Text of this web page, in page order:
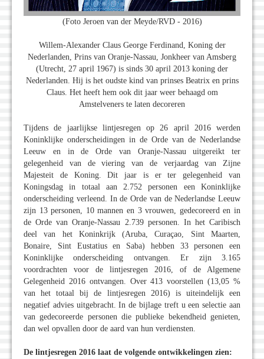
(Foto Jeroen van der Meyde/RVD - 2016)
Willem-Alexander Claus George Ferdinand, Koning der
Nederlanden, Prins van Oranje-Nassau, Jonkheer van Amsberg
(Utrecht, 27 april 1967) is sinds 30 april 2013 koning der
Nederlanden. Hij is het oudste kind van prinses Beatrix en prins
Claus. Het heeft hem ook dit jaar weer behaagd om
Amstelveners te laten decoreren
Tijdens de jaarlijkse lintjesregen op 26 april 2016 werden
Koninklijke onderscheidingen in de Orde van de Nederlandse
Leeuw en in de Orde van Oranje-Nassau uitgereikt ter
gelegenheid van de viering van de verjaardag van Zijne
Majesteit de Koning. Dit jaar is er ter gelegenheid van
Koningsdag in totaal aan 2.752 personen een Koninklijke
onderscheiding verleend. In de Orde van de Nederlandse Leeuw
zijn 13 personen, 10 mannen en 3 vrouwen, gedecoreerd en in
de Orde van Oranje-Nassau 2.739 personen. In het Caribisch
deel van het Koninkrijk (Aruba, Curaçao, Sint Maarten,
Bonaire, Sint Eustatius en Saba) hebben 33 personen een
Koninklijke onderscheiding ontvangen. Er zijn 3.165
voordrachten voor de lintjesregen 2016, of de Algemene
Gelegenheid 2016 ontvangen. Over 413 voorstellen (13,05 %
van het totaal bij de lintjesregen 2016) is uiteindelijk een
negatief advies uitgebracht. In de bijlage treft u een selectie aan
van gedecoreerde personen die publieke bekendheid genieten,
dan wel opvallen door de aard van hun verdiensten.
De lintjesregen 2016 laat de volgende ontwikkelingen zien: